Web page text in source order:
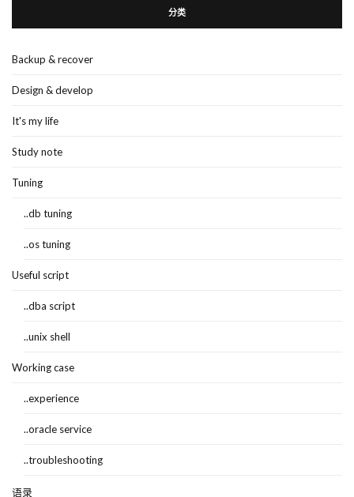
分类
Backup & recover
Design & develop
It's my life
Study note
Tuning
..db tuning
..os tuning
Useful script
..dba script
..unix shell
Working case
..experience
..oracle service
..troubleshooting
语录